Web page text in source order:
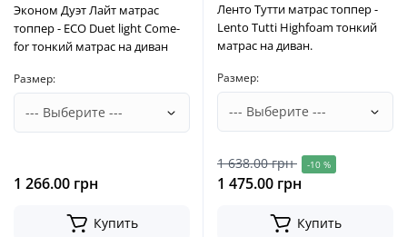
Эконом Дуэт Лайт матрас
топпер - ECO Duet light Come-
for тонкий матрас на диван
Размер:
1 266.00 грн
Купить
Ленто Тутти матрас топпер -
Lento Tutti Highfoam тонкий
матрас на диван.
Размер:
1 638.00 грн -10 %
1 475.00 грн
Купить